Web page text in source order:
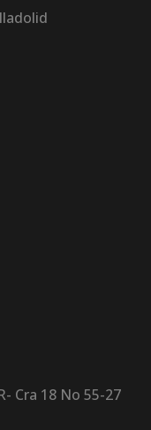
Cra 18 No 55-27